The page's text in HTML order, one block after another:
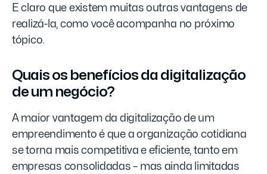
E claro que existem muitas outras vantagens de
realizá-la, como você acompanha no próximo
tópico.
Quais os benefícios da digitalização
de um negócio?
A maior vantagem da digitalização de um
empreendimento é que a organização cotidiana
se torna mais competitiva e eficiente, tanto em
empresas consolidadas – mas ainda limitadas